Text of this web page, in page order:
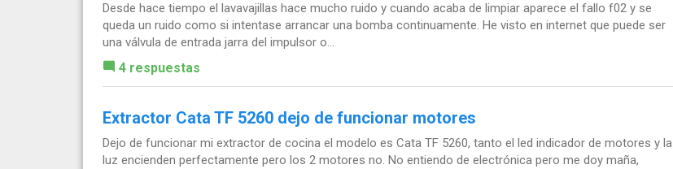
Desde hace tiempo el lavavajillas hace mucho ruido y cuando acaba de limpiar aparece el fallo f02 y se
queda un ruido como si intentase arrancar una bomba continuamente. He visto en internet que puede ser
una válvula de entrada jarra del impulsor o...
4 respuestas
Extractor Cata TF 5260 dejo de funcionar motores
Dejo de funcionar mi extractor de cocina el modelo es Cata TF 5260, tanto el led indicador de motores y la
luz encienden perfectamente pero los 2 motores no. No entiendo de electrónica pero me doy maña,